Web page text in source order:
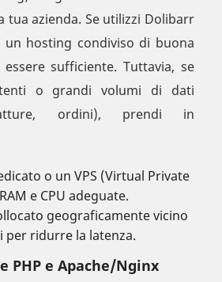
tua azienda. Se utilizzi Dolibarr
hosting condiviso di buona
sufficiente. Tuttavia, se
o grandi volumi di dati
ordini), prendi in
o un VPS (Virtual Private
e CPU adeguate.
geograficamente vicino
per ridurre la latenza.
PHP e Apache/Nginx